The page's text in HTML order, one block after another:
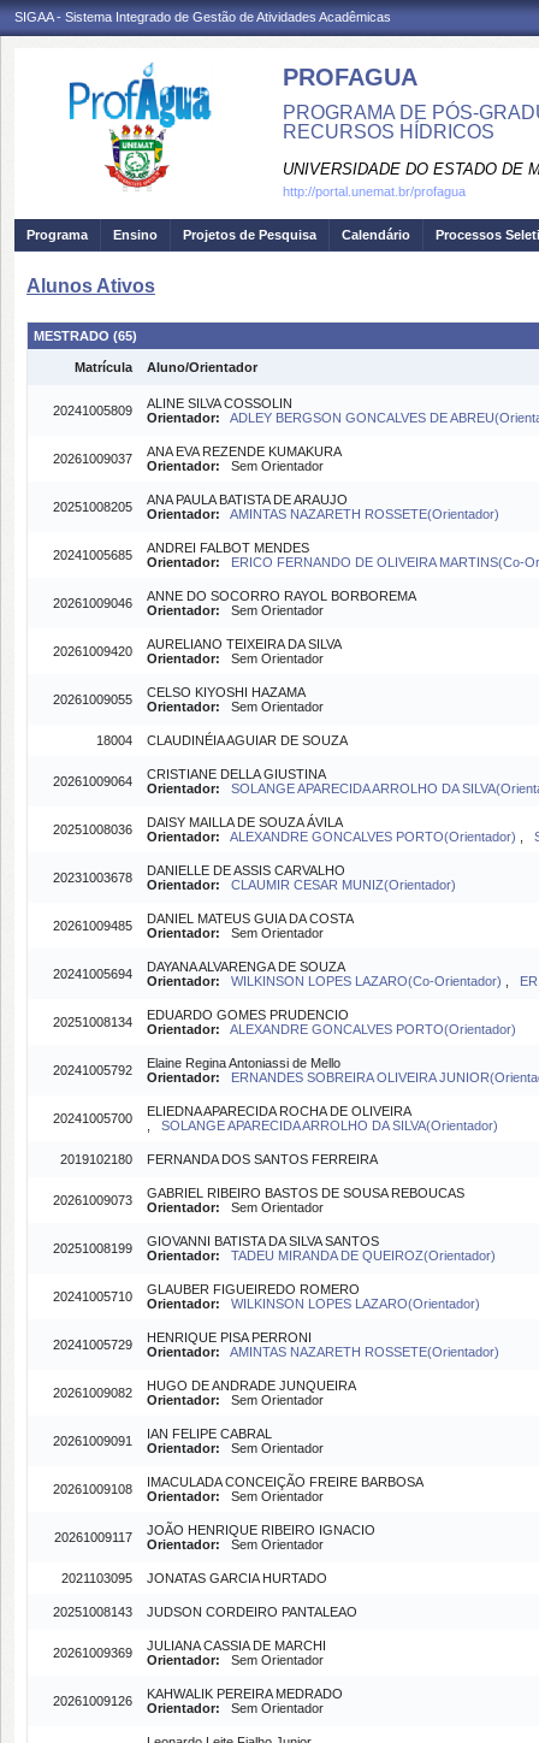
SIGAA - Sistema Integrado de Gestão de Atividades Acadêmicas
PROFAGUA
PROGRAMA DE PÓS-
RECURSOS HÍDRICOS
UNIVERSIDADE DO ESTADO DE
http://portal.unemat.br/profagua
Programa Ensino Projetos de Pesquisa Calendário Processos
Alunos Ativos
MESTRADO (65)
Matrícula Aluno/Orientador
20241005809
ALINE SILVA COSSOLIN
Orientador:
ADLEY BERGSON GONCALVES DE
20261009037
ANA EVA REZENDE KUMAKURA
Orientador: Sem Orientador
20251008205
ANA PAULA BATISTA DE ARAUJO
Orientador:
AMINTAS NAZARETH ROSSETE(Orientador)
20241005685
ANDREI FALBOT MENDES
Orientador:
ERICO FERNANDO DE OLIVEIRA MARTINS(Co-
20261009046
ANNE DO SOCORRO RAYOL BORBOREMA
Orientador: Sem Orientador
20261009420
AURELIANO TEIXEIRA DA SILVA
Orientador: Sem Orientador
20261009055
CELSO KIYOSHI HAZAMA
Orientador: Sem Orientador
18004 CLAUDINÉIA AGUIAR DE SOUZA
20261009064
CRISTIANE DELLA GIUSTINA
Orientador:
SOLANGE APARECIDA ARROLHO DA
20251008036
DAISY MAILLA DE SOUZA ÁVILA
Orientador:
ALEXANDRE GONCALVES PORTO(Orientador)
20231003678
DANIELLE DE ASSIS CARVALHO
Orientador:
CLAUMIR CESAR MUNIZ(Orientador)
20261009485
DANIEL MATEUS GUIA DA COSTA
Orientador: Sem Orientador
20241005694
DAYANA ALVARENGA DE SOUZA
Orientador:
WILKINSON LOPES LAZARO(Co-Orientador)
20251008134
EDUARDO GOMES PRUDENCIO
Orientador:
ALEXANDRE GONCALVES PORTO(Orientador)
20241005792
Elaine Regina Antoniassi de Mello
Orientador:
ERNANDES SOBREIRA OLIVEIRA
20241005700
ELIEDNA APARECIDA ROCHA DE OLIVEIRA
SOLANGE APARECIDA ARROLHO DA SILVA(Orientador)
2019102180 FERNANDA DOS SANTOS FERREIRA
20261009073
GABRIEL RIBEIRO BASTOS DE SOUSA REBOUCAS
Orientador: Sem Orientador
20251008199
GIOVANNI BATISTA DA SILVA SANTOS
Orientador:
TADEU MIRANDA DE QUEIROZ(Orientador)
20241005710
GLAUBER FIGUEIREDO ROMERO
Orientador:
WILKINSON LOPES LAZARO(Orientador)
20241005729
HENRIQUE PISA PERRONI
Orientador:
AMINTAS NAZARETH ROSSETE(Orientador)
20261009082
HUGO DE ANDRADE JUNQUEIRA
Orientador: Sem Orientador
20261009091
IAN FELIPE CABRAL
Orientador: Sem Orientador
20261009108
IMACULADA CONCEIÇÃO FREIRE BARBOSA
Orientador: Sem Orientador
20261009117
JOÃO HENRIQUE RIBEIRO IGNACIO
Orientador: Sem Orientador
2021103095 JONATAS GARCIA HURTADO
20251008143 JUDSON CORDEIRO PANTALEAO
20261009369
JULIANA CASSIA DE MARCHI
Orientador: Sem Orientador
20261009126
KAHWALIK PEREIRA MEDRADO
Orientador: Sem Orientador